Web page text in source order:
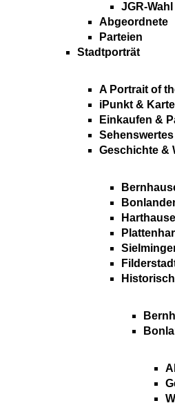
JGR-Wahl
Abgeordnete
Parteien
Stadtporträt
A Portrait of
iPunkt &
Einkaufen &
Sehenswertes
Geschichte &